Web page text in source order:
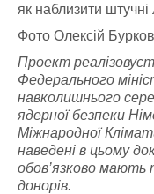
як наблизити
Фото Олексій
Проект
Федерального
навколишнього
ядерної безпеки
Міжнародної
наведені в цьому
обов’язково мають
донорів.